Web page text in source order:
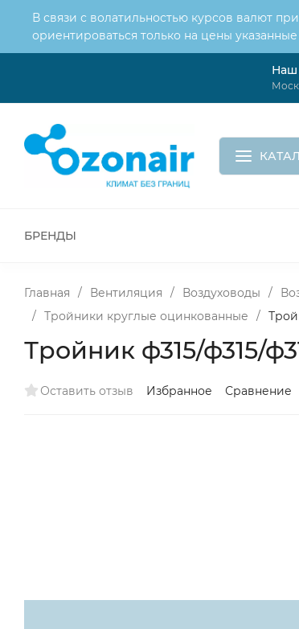
В связи с волатильностью курсов валют
ориентироваться только на цены
Корзина
Наш
БРЕНДЫ
Главная / Вентиляция / Воздуховоды /
/ Тройники круглые оцинкованные /
Тройник ф315/ф315/
Оставить отзыв Избранное Сравнение